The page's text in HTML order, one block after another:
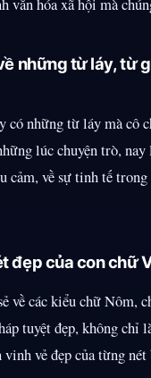
văn hóa xã hội mà
những từ láy, từ
có những từ láy mà cô
lúc chuyện trò,
cảm, về sự tinh tế
đẹp của con chữ
về các kiểu chữ Nôm,
tuyệt đẹp, không chỉ
vẻ đẹp của từng